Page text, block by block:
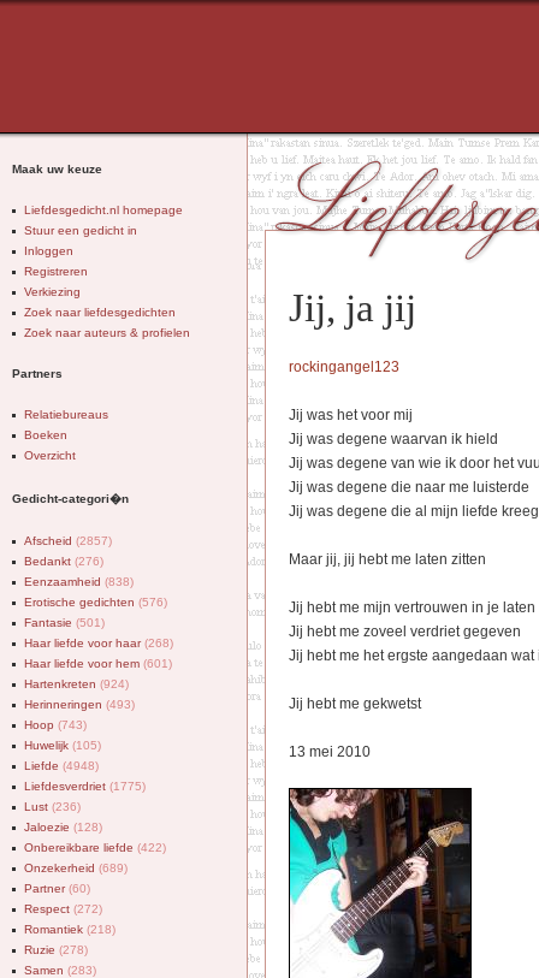
Jij, ja jij
rockingangel123
Jij was het voor mij
Jij was degene waarvan ik hield
Jij was degene van wie ik door het
Jij was degene die naar me luisterde
Jij was degene die al mijn liefde kreeg
Maar jij, jij hebt me laten zitten
Jij hebt me mijn vertrouwen in je
Jij hebt me zoveel verdriet gegeven
Jij hebt me het ergste aangedaan
Jij hebt me gekwetst
13 mei 2010
Maak uw keuze
Liefdesgedicht.nl homepage
Stuur een gedicht in
Inloggen
Registreren
Verkiezing
Zoek naar liefdesgedichten
Zoek naar auteurs & profielen
Partners
Relatiebureaus
Boeken
Overzicht
Gedicht-categori�n
Afscheid (2857)
Bedankt (276)
Eenzaamheid (838)
Erotische gedichten (576)
Fantasie (501)
Haar liefde voor haar(268)
Haar liefde voor hem (601)
Hartenkreten (924)
Herinneringen (493)
Hoop (743)
Huwelijk (105)
Liefde (4948)
Liefdesverdriet (1775)
Lust (236)
Jaloezie (128)
Onbereikbare liefde (422)
Onzekerheid (689)
Partner(60)
Respect (272)
Romantiek (218)
Ruzie (278)
Samen (283)